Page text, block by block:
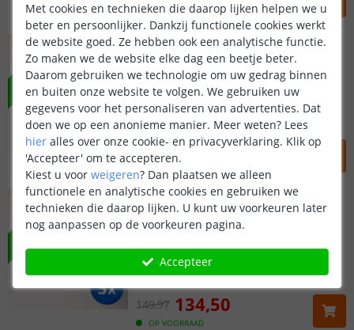
OP VOORRAAD
VOORDEELSET
Aqara Presence Sensor FP300
Multi-sensor | Set van 2
OP VOORRAAD
99,98 89 ,50
Nauwkeurige mmWave radar
5-in-1 sensoren
Voordeelset van 2 stuks
VOORDEELSET
Aqara Presence Sensor FP300
Multi-sensor | Set van 3
OP VOORRAAD
149,97 134,50
Nauwkeurige mmWave radar
5-in-1 sensoren
Voordeelset van 3 stuks
Met cookies en technieken die daarop lijken helpen we u
beter en persoonlijker. Dankzij functionele cookies werkt
de website goed. Ze hebben ook een analytische functie.
Zo maken we de website elke dag een beetje beter.
Daarom gebruiken we technologie om uw gedrag binnen
en buiten onze website te volgen. We gebruiken uw
gegevens voor het personaliseren van advertenties. Dat
doen we op een anonieme manier. Meer weten? Lees
hier alles over onze cookie- en privacyverklaring. Klik op
'Accepteer' om te accepteren.
Kiest u voor weigeren? Dan plaatsen we alleen
functionele en analytische cookies en gebruiken we
technieken die daarop lijken. U kunt uw voorkeuren later
nog aanpassen op de voorkeuren pagina.
Accepteer